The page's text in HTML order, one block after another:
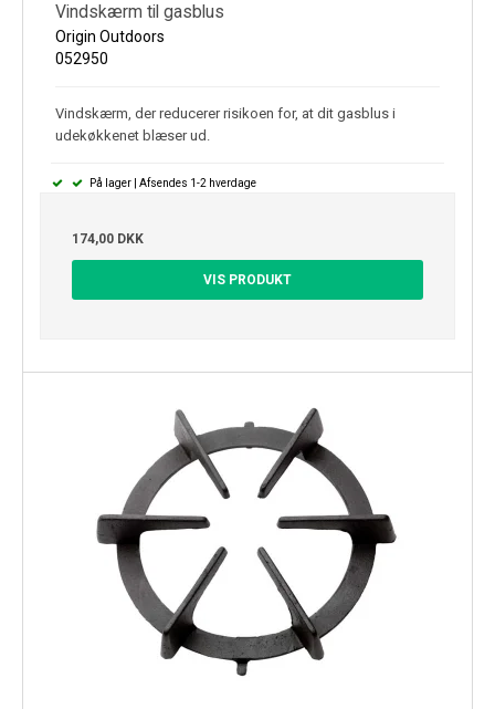
Vindskærm til gasblus
Origin Outdoors
052950
Vindskærm, der reducerer risikoen for, at dit gasblus i
udekøkkenet blæser ud.
På lager | Afsendes 1-2 hverdage
174,00 DKK
VIS PRODUKT